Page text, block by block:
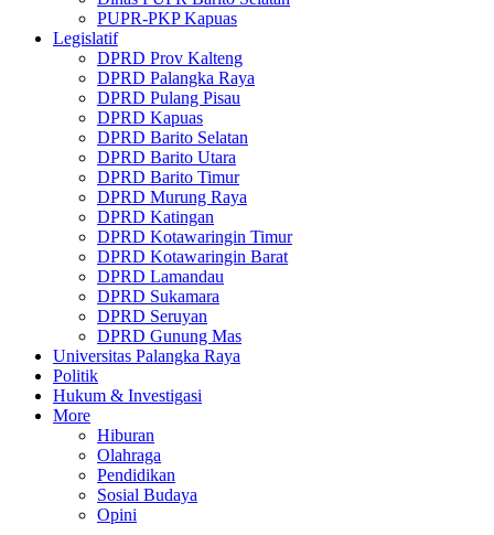
PUPR-PKP Kapuas
Legislatif
DPRD Prov Kalteng
DPRD Palangka Raya
DPRD Pulang Pisau
DPRD Kapuas
DPRD Barito Selatan
DPRD Barito Utara
DPRD Barito Timur
DPRD Murung Raya
DPRD Katingan
DPRD Kotawaringin Timur
DPRD Kotawaringin Barat
DPRD Lamandau
DPRD Sukamara
DPRD Seruyan
DPRD Gunung Mas
Universitas Palangka Raya
Politik
Hukum & Investigasi
More
Hiburan
Olahraga
Pendidikan
Sosial Budaya
Opini